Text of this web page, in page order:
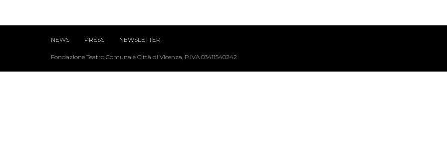
NEWS PRESS NEWSLETTER
Fondazione Teatro Comunale Città di Vicenza, P.IVA 03411540242